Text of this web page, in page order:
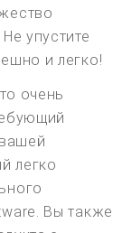
упустите
и легко!
очень
легко
Вы также